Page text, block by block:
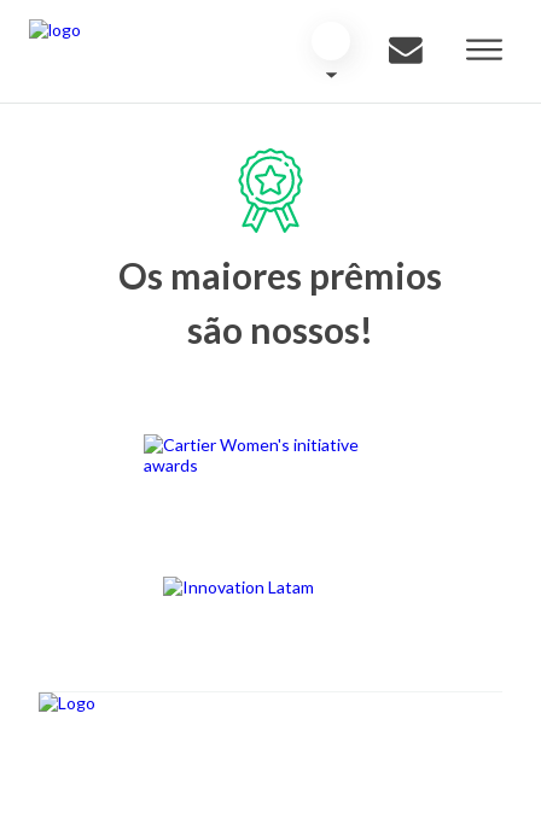
Os maiores prêmios
são nossos!